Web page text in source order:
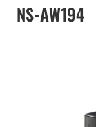
NS-AW194